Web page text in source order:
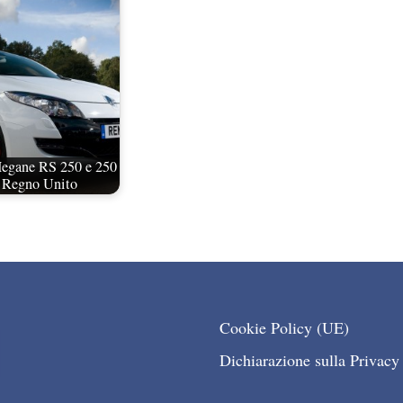
RS 250 e 250
Unito
Cookie Policy (UE)
Dichiarazione sulla